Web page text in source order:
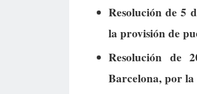
Resolución de 5
la provisión de
Resolución de
Barcelona, por la